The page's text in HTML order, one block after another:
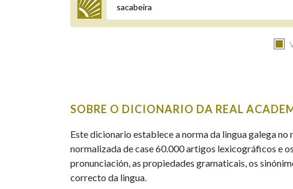
Termo a buscar
Remata por
SOBRE O DICIONARIO DA REAL
Este dicionario establece a norma da lingua galega
normalizada de case 60.000 artigos lexicográficos e
pronunciación, as propiedades gramaticais, os
correcto da lingua.